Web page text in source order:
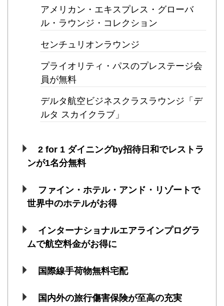
アメリカン・エキスプレス・グローバ
ル・ラウンジ・コレクション
センチュリオンラウンジ
プライオリティ・パスのプレステージ会
員が無料
デルタ航空ビジネスクラスラウンジ「デ
ルタ スカイクラブ」
2 for 1 ダイニングby招待日和でレストラ
ンが1名分無料
ファイン・ホテル・アンド・リゾートで
世界中のホテルがお得
インターナショナルエアラインプログラ
ムで航空料金がお得に
国際線手荷物無料宅配
国内外の旅行傷害保険が至高の充実